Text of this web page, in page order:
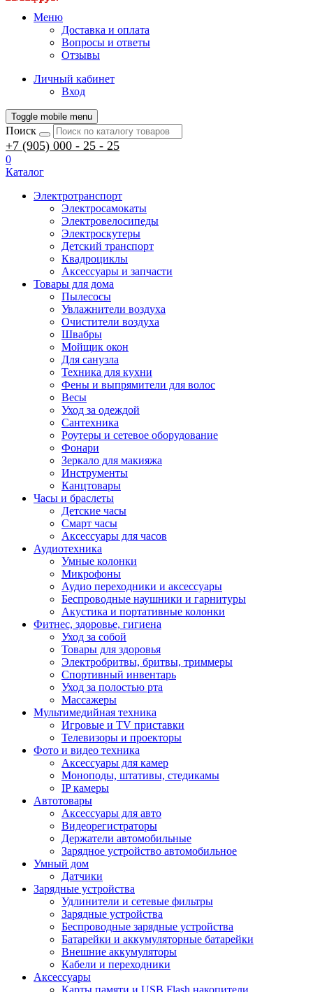
Меню
Доставка и оплата
Вопросы и ответы
Отзывы
Личный кабинет
Вход
Toggle mobile menu
Поиск
+7 (905) 000 - 25 - 25
0
Каталог
Электротранспорт
Электросамокаты
Электровелосипеды
Электроскутеры
Детский транспорт
Квадроциклы
Аксессуары и запчасти
Товары для дома
Пылесосы
Увлажнители воздуха
Очистители воздуха
Швабры
Мойщик окон
Для санузла
Техника для кухни
Фены и выпрямители для волос
Весы
Уход за одеждой
Сантехника
Роутеры и сетевое оборудование
Фонари
Зеркало для макияжа
Инструменты
Канцтовары
Часы и браслеты
Детские часы
Смарт часы
Аксессуары для часов
Аудиотехника
Умные колонки
Микрофоны
Аудио переходники и аксессуары
Беспроводные наушники и гарнитуры
Акустика и портативные колонки
Фитнес, здоровье, гигиена
Уход за собой
Товары для здоровья
Электробритвы, бритвы, триммеры
Спортивный инвентарь
Уход за полостью рта
Массажеры
Мультимедийная техника
Игровые и TV приставки
Телевизоры и проекторы
Фото и видео техника
Аксессуары для камер
Моноподы, штативы, стедикамы
IP камеры
Автотовары
Аксессуары для авто
Видеорегистраторы
Держатели автомобильные
Зарядное устройство автомобильное
Умный дом
Датчики
Зарядные устройства
Удлинители и сетевые фильтры
Зарядные устройства
Беспроводные зарядные устройства
Батарейки и аккумуляторные батарейки
Внешние аккумуляторы
Кабели и переходники
Аксессуары
Карты памяти и USB Flash накопители